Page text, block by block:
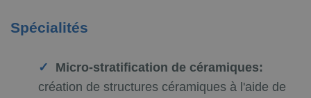
Spécialités
Micro-stratification de céramiques:
création de structures céramiques à l'aide de